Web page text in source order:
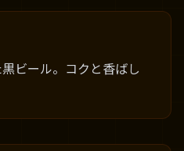
ビール。コクと香ばし